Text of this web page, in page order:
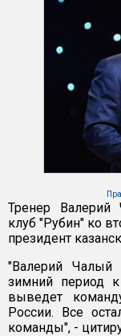
Тренер Валерий
клуб "Рубин" ко
президент
"Валерий Чалый
зимний период
выведет
России. Все
команды", -